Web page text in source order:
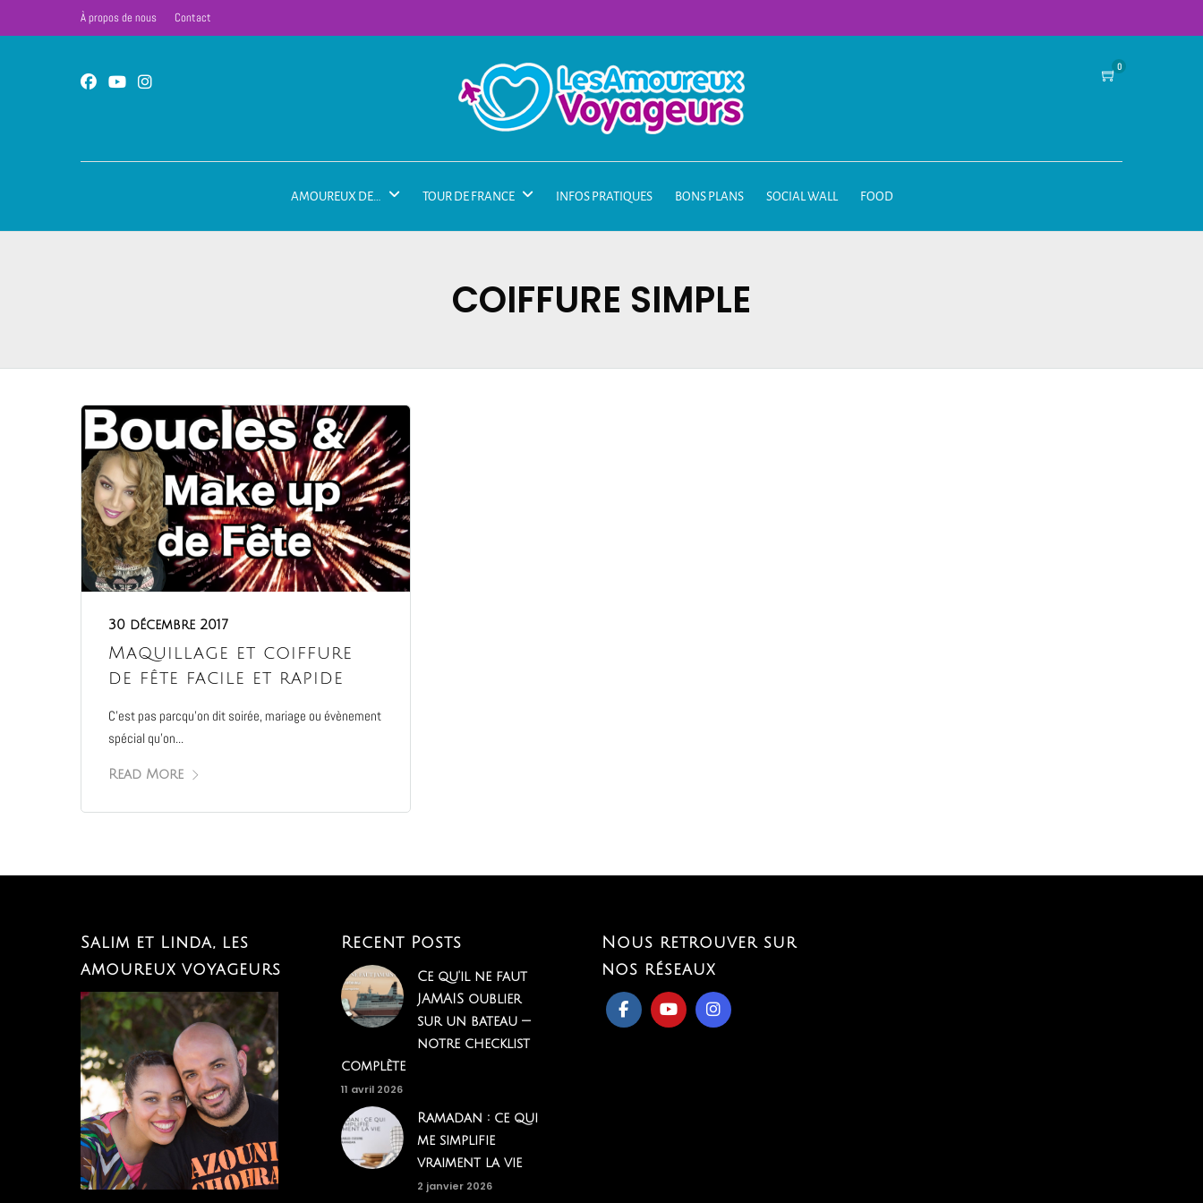
À propos de nous Contact
0
AMOUREUX DE… TOUR DE FRANCE INFOS PRATIQUES BONS PLANS SOCIAL WALL FOOD
COIFFURE SIMPLE
30 décembre 2017
Maquillage et coiffure
de fête facile et rapide
C’est pas parcqu’on dit soirée, mariage ou évènement
spécial qu’on...
Read More
Salim et Linda, les
amoureux voyageurs
Recent Posts
Ce qu'il ne faut
JAMAIS oublier
sur un bateau —
notre checklist
complète
11 avril 2026
Ramadan : ce qui
me simplifie
vraiment la vie
2 janvier 2026
Nous retrouver sur
nos réseaux